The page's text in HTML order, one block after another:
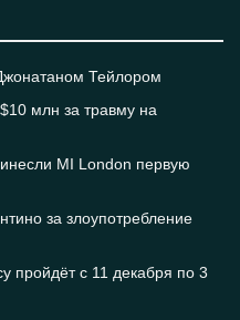
Тейлором
млн за травму на
MI London первую
за злоупотребление
пройдёт с 11 декабря по 3